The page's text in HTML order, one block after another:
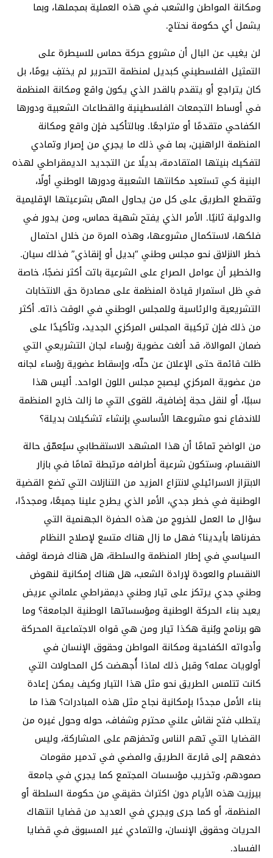
ومكانة المواطن والشعب في هذه العملية بمجملها، وبما
يشمل أي حكومة نحتاج.
لن يغيب عن البال أن مشروع حركة حماس للسيطرة على
التمثيل الفلسطيني كبديل لمنظمة التحرير لم يختفِ يومًا، بل
كان يتراجع أو يتقدم بالقدر الذي يكون واقع ومكانة المنظمة
في أوساط التجمعات الفلسطينية والقطاعات الشعبية ودورها
الكفاحي متقدمًا أو متراجعًا. وبالتأكيد فإن واقع ومكانة
المنظمة الراهنين، بما في ذلك ما يجري من إصرار وتمادي
لتفكيك بنيتها المتقادمة، بديلًا عن التجديد الديمقراطي لهذه
البنية كي تستعيد مكانتها الشعبية ودورها الوطني أولًا،
وتقطع الطريق على كل من يحاول المسّ بشرعيتها الإقليمية
والدولية ثانيًا. الأمر الذي يفتح شهية حماس، ومن يدور في
فلكها، لاستكمال مشروعها، وهذه المرة من خلال احتمال
خطر الانزلاق نحو مجلس وطني “بديل أو إنقاذي” فذلك سيان.
والخطير أن عوامل الصراع على الشرعية باتت أكثر نضجًا، خاصة
في ظل استمرار قيادة المنظمة على مصادرة حق الانتخابات
التشريعية والرئاسية وللمجلس الوطني في الوقت ذاته. أكثر
من ذلك فإن تركيبة المجلس المركزي الجديد، وتأكيدًا على
ضمان الموالاة، قد ألغت عضوية رؤساء لجان التشريعي التي
ظلت قائمة حتى الإعلان عن حلّه، وإسقاط عضوية رؤساء لجانه
من عضوية المركزي ليصبح مجلس اللون الواحد. أليس هذا
سببًا، أو لنقل حجة إضافية، للقوى التي ما زالت خارج المنظمة
للاندفاع نحو مشروعها الأساسي بإنشاء تشكيلات بديلة؟
من الواضح تمامًا أن هذا المشهد الاستقطابي سيُعمّق حالة
الانقسام، وستكون شرعية أطرافه مرتبطة تمامًا في بازار
الابتزاز الاسرائيلي لانتزاع المزيد من التنازلات التي تضع القضية
الوطنية في خطر جدي، الأمر الذي يطرح علينا جميعًا، ومجددًا،
سؤال ما العمل للخروج من هذه الحفرة الجهنمية التي
حفرناها بأيدينا؟ فهل ما زال هناك متسع لإصلاح النظام
السياسي في إطار المنظمة والسلطة، هل هناك فرصة لوقف
الانقسام والعودة لإرادة الشعب، هل هناك إمكانية لنهوض
وطني جدي يرتكز على تيار وطني ديمقراطي علماني عريض
يعيد بناء الحركة الوطنية ومؤسساتها الوطنية الجامعة؟ وما
هو برنامج وبُنية هكذا تيار ومن هي قواه الاجتماعية المحركة
وأدواته الكفاحية ومكانة المواطن وحقوق الإنسان في
أولويات عمله؟ وقبل ذلك لماذا أُجهضت كل المحاولات التي
كانت تتلمس الطريق نحو مثل هذا التيار وكيف يمكن إعادة
بناء الأمل مجددًا بإمكانية نجاح مثل هذه المبادرات؟ هذا ما
يتطلب فتح نقاش علني محترم وشفاف، حوله وحول غيره من
القضايا التي تهم الناس وتحفزهم على المشاركة، وليس
دفعهم إلى قارعة الطريق والمضي في تدمير مقومات
صمودهم، وتخريب مؤسسات المجتمع كما يجري في جامعة
بيرزيت هذه الأيام دون اكتراث حقيقي من حكومة السلطة أو
المنظمة، أو كما جرى ويجري في العديد من قضايا انتهاك
الحريات وحقوق الإنسان، والتمادي غير المسبوق في قضايا
الفساد.